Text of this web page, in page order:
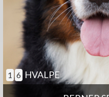
1 6 HVALPE